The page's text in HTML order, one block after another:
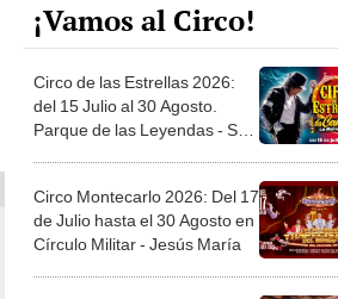
¡Vamos al Circo!
Circo de las Estrellas 2026:
del 15 Julio al 30 Agosto.
Parque de las Leyendas - San
Circo Montecarlo 2026: Del 17
de Julio hasta el 30 Agosto en
Círculo Militar - Jesús María